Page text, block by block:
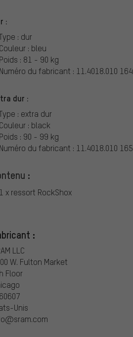
:
: dur
Couleur : bleu
Poids : 81 - 90 kg
Numéro du fabricant : 11.4018.010 164
dur :
: extra dur
Couleur : black
Poids : 90 - 99 kg
Numéro du fabricant : 11.4018.010 165
:
1 x ressort RockShox
:
LLC
W. Fulton Market
Floor
Unis